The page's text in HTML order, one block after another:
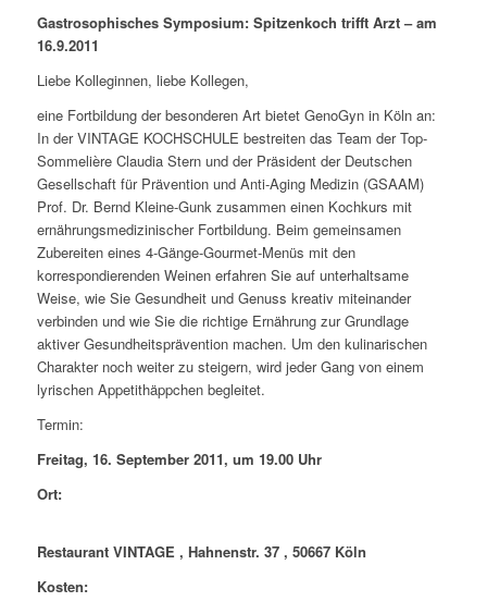
Gastrosophisches Symposium: Spitzenkoch trifft Arzt – am
16.9.2011
Liebe Kolleginnen, liebe Kollegen,
eine Fortbildung der besonderen Art bietet GenoGyn in Köln an:
In der VINTAGE KOCHSCHULE bestreiten das Team der Top-
Sommelière Claudia Stern und der Präsident der Deutschen
Gesellschaft für Prävention und Anti-Aging Medizin (GSAAM)
Prof. Dr. Bernd Kleine-Gunk zusammen einen Kochkurs mit
ernährungsmedizinischer Fortbildung. Beim gemeinsamen
Zubereiten eines 4-Gänge-Gourmet-Menüs mit den
korrespondierenden Weinen erfahren Sie auf unterhaltsame
Weise, wie Sie Gesundheit und Genuss kreativ miteinander
verbinden und wie Sie die richtige Ernährung zur Grundlage
aktiver Gesundheitsprävention machen. Um den kulinarischen
Charakter noch weiter zu steigern, wird jeder Gang von einem
lyrischen Appetithäppchen begleitet.
Termin:
Freitag, 16. September 2011, um 19.00 Uhr
Ort:
Restaurant VINTAGE , Hahnenstr. 37 , 50667 Köln
Kosten: